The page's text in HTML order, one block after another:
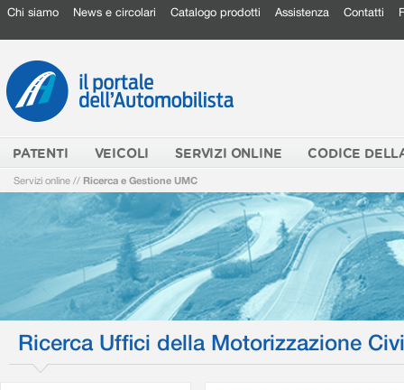
Chi siamo News e circolari Catalogo prodotti Assistenza Contatti
PATENTI VEICOLI SERVIZI ONLINE CODICE
Servizi online // Ricerca e Gestione UMC
Ricerca Uffici della Motorizzazione